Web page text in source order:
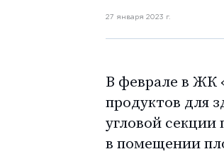
27 января 2023 г.
В феврале в ЖК
продуктов для
угловой секции
в помещении